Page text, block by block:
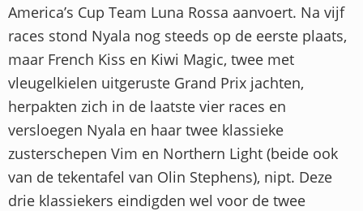
America’s Cup Team Luna Rossa aanvoert. Na vijf
races stond Nyala nog steeds op de eerste plaats,
maar French Kiss en Kiwi Magic, twee met
vleugelkielen uitgeruste Grand Prix jachten,
herpakten zich in de laatste vier races en
versloegen Nyala en haar twee klassieke
zusterschepen Vim en Northern Light (beide ook
van de tekentafel van Olin Stephens), nipt. Deze
drie klassiekers eindigden wel voor de twee